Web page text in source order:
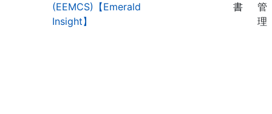
(EEMCS)【Emerald
Insight】
書
管
理